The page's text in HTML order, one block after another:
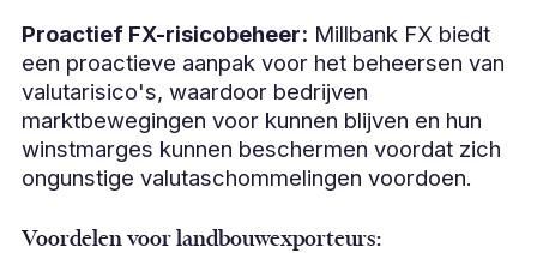
Proactief FX-risicobeheer: Millbank FX biedt
een proactieve aanpak voor het beheersen van
valutarisico's, waardoor bedrijven
marktbewegingen voor kunnen blijven en hun
winstmarges kunnen beschermen voordat zich
ongunstige valutaschommelingen voordoen.
Voordelen voor landbouwexporteurs: